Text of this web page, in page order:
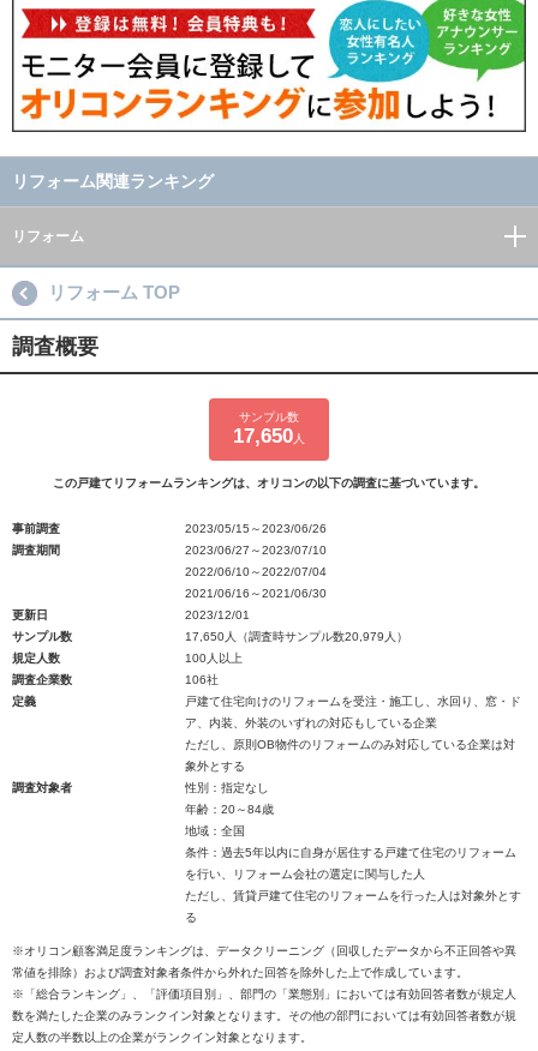
リフォーム関連ランキング
リフォーム
リフォーム TOP
調査概要
サンプル数
17,650 人
この戸建てリフォームランキングは、オリコンの以下の調査に基づいています。
事前調査
2023/05/15～2023/06/26
調査期間
2023/06/27～2023/07/10
2022/06/10～2022/07/04
2021/06/16～2021/06/30
更新日
2023/12/01
サンプル数
17,650人（調査時サンプル数20,979人）
規定人数
100人以上
調査企業数
106社
定義
戸建て住宅向けのリフォームを受注・施工し、水回り、窓・ド
ア、内装、外装のいずれの対応もしている企業
ただし、原則OB物件のリフォームのみ対応している企業は対
象外とする
調査対象者
性別：指定なし
年齢：20～84歳
地域：全国
条件：過去5年以内に自身が居住する戸建て住宅のリフォーム
を行い、リフォーム会社の選定に関与した人
ただし、賃貸戸建て住宅のリフォームを行った人は対象外とす
る
※オリコン顧客満足度ランキングは、データクリーニング（回収したデータから不正回答や異
常値を排除）および調査対象者条件から外れた回答を除外した上で作成しています。
※「総合ランキング」、「評価項目別」、部門の「業態別」においては有効回答者数が規定人
数を満たした企業のみランクイン対象となります。その他の部門においては有効回答者数が規
定人数の半数以上の企業がランクイン対象となります。